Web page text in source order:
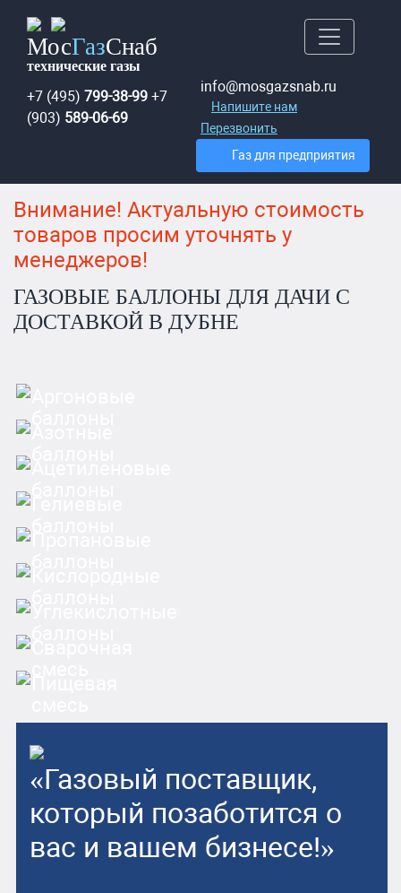
МосГазСнаб
технические газы
+7 (495) 799-38-99 +7
(903) 589-06-69
info@mosgazsnab.ru
Напишите нам
Перезвонить
Газ для предприятия
Внимание! Актуальную стоимость
товаров просим уточнять у
менеджеров!
ГАЗОВЫЕ БАЛЛОНЫ ДЛЯ ДАЧИ С
ДОСТАВКОЙ В ДУБНЕ
«Газовый поставщик,
который позаботится о
вас и вашем бизнесе!»